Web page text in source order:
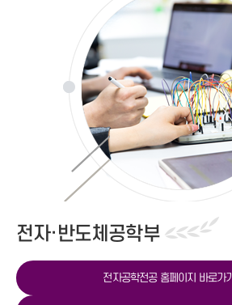
신소재·생명화학공학부
건설환경공학부
전자·반도체공학부
전자공학전공 홈페이지 바로가기